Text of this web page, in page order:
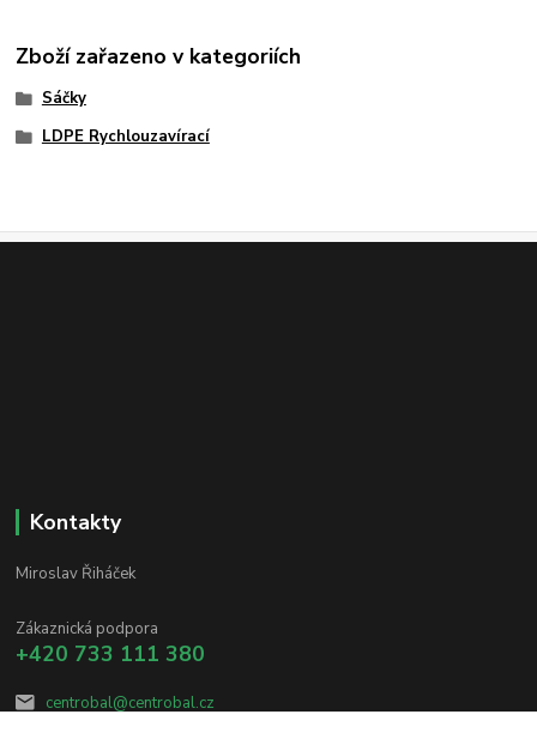
Zboží zařazeno v kategoriích
Sáčky
LDPE Rychlouzavírací
Kontakty
Miroslav Řiháček
Zákaznická podpora
+420 733 111 380
centrobal@centrobal.cz